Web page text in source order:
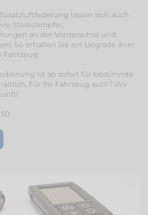
lassen sich auch
Stossdämpfer,
an der Vorderachse und
So erhalten Sie ein Upgrade Ihrer
ist ab sofort für bestimmte
Für Ihr Fahrzeug auch? Wir